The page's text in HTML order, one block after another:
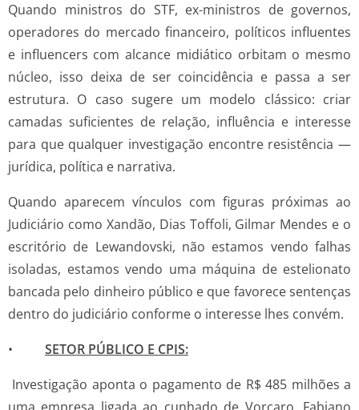
Quando ministros do STF, ex-ministros de governos,
operadores do mercado financeiro, políticos influentes
e influencers com alcance midiático orbitam o mesmo
núcleo, isso deixa de ser coincidência e passa a ser
estrutura. O caso sugere um modelo clássico: criar
camadas suficientes de relação, influência e interesse
para que qualquer investigação encontre resistência —
jurídica, política e narrativa.
Quando aparecem vínculos com figuras próximas ao
Judiciário como Xandão, Dias Toffoli, Gilmar Mendes e o
escritório de Lewandovski, não estamos vendo falhas
isoladas, estamos vendo uma máquina de estelionato
bancada pelo dinheiro público e que favorece sentenças
dentro do judiciário conforme o interesse lhes convém.
• SETOR PÚBLICO E CPIS:
Investigação aponta o pagamento de R$ 485 milhões a